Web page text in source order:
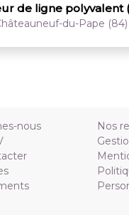
de ligne polyvalent
du-Pape (84)
nous
Nos